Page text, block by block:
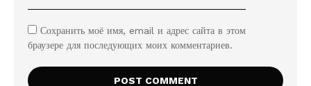
Сохранить моё имя, email и адрес сайта в этом
браузере для последующих моих комментариев.